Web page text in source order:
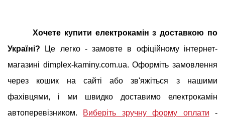
Хочете купити електрокамін з доставкою по
Україні? Це легко - замовте в офіційному інтернет-
магазині dimplex-kaminy.com.ua. Оформіть замовлення
через кошик на сайті або зв'яжіться з нашими
фахівцями, і ми швидко доставимо електрокамін
автоперевізником. Виберіть зручну форму оплати -